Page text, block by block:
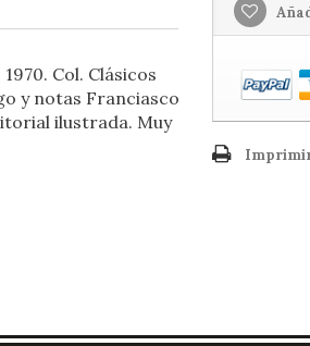
Col. Clásicos
y notas Franciasco
ilustrada. Muy